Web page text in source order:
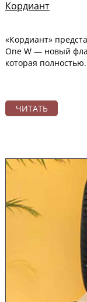
Кордиант
«Кордиант»
One W — новый
которая
ЧИТАТЬ